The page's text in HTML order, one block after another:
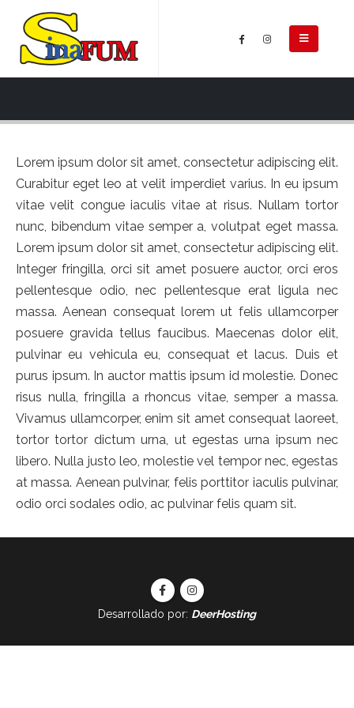
Lorem ipsum dolor sit amet, consectetur adipiscing elit.
Curabitur eget leo at velit imperdiet varius. In eu ipsum
vitae velit congue iaculis vitae at risus. Nullam tortor
nunc, bibendum vitae semper a, volutpat eget massa.
Lorem ipsum dolor sit amet, consectetur adipiscing elit.
Integer fringilla, orci sit amet posuere auctor, orci eros
pellentesque odio, nec pellentesque erat ligula nec
massa. Aenean consequat lorem ut felis ullamcorper
posuere gravida tellus faucibus. Maecenas dolor elit,
pulvinar eu vehicula eu, consequat et lacus. Duis et
purus ipsum. In auctor mattis ipsum id molestie. Donec
risus nulla, fringilla a rhoncus vitae, semper a massa.
Vivamus ullamcorper, enim sit amet consequat laoreet,
tortor tortor dictum urna, ut egestas urna ipsum nec
libero. Nulla justo leo, molestie vel tempor nec, egestas
at massa. Aenean pulvinar, felis porttitor iaculis pulvinar,
odio orci sodales odio, ac pulvinar felis quam sit.
Desarrollado por: DeerHosting